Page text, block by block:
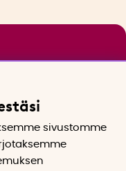
sivustomme